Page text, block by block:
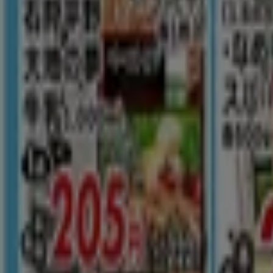
掘り出し物ハンターのための素晴らしいオフ
8/16 日まで有効 江戸川区
広告
新規
ゆめタウン
すべてのお客様のためのトップディール
8/10 日まで有効 江戸川区
新規